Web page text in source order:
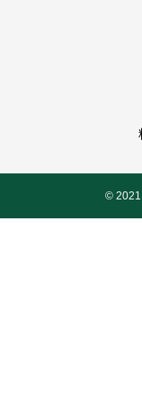
© 2021